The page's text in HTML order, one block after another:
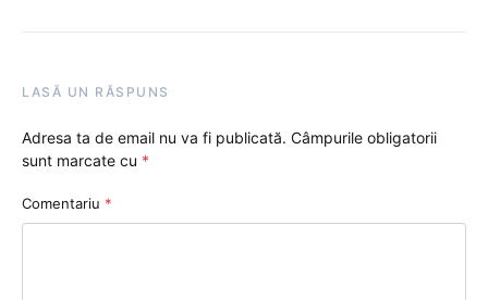
LASĂ UN RĂSPUNS
Adresa ta de email nu va fi publicată. Câmpurile obligatorii
sunt marcate cu *
Comentariu *